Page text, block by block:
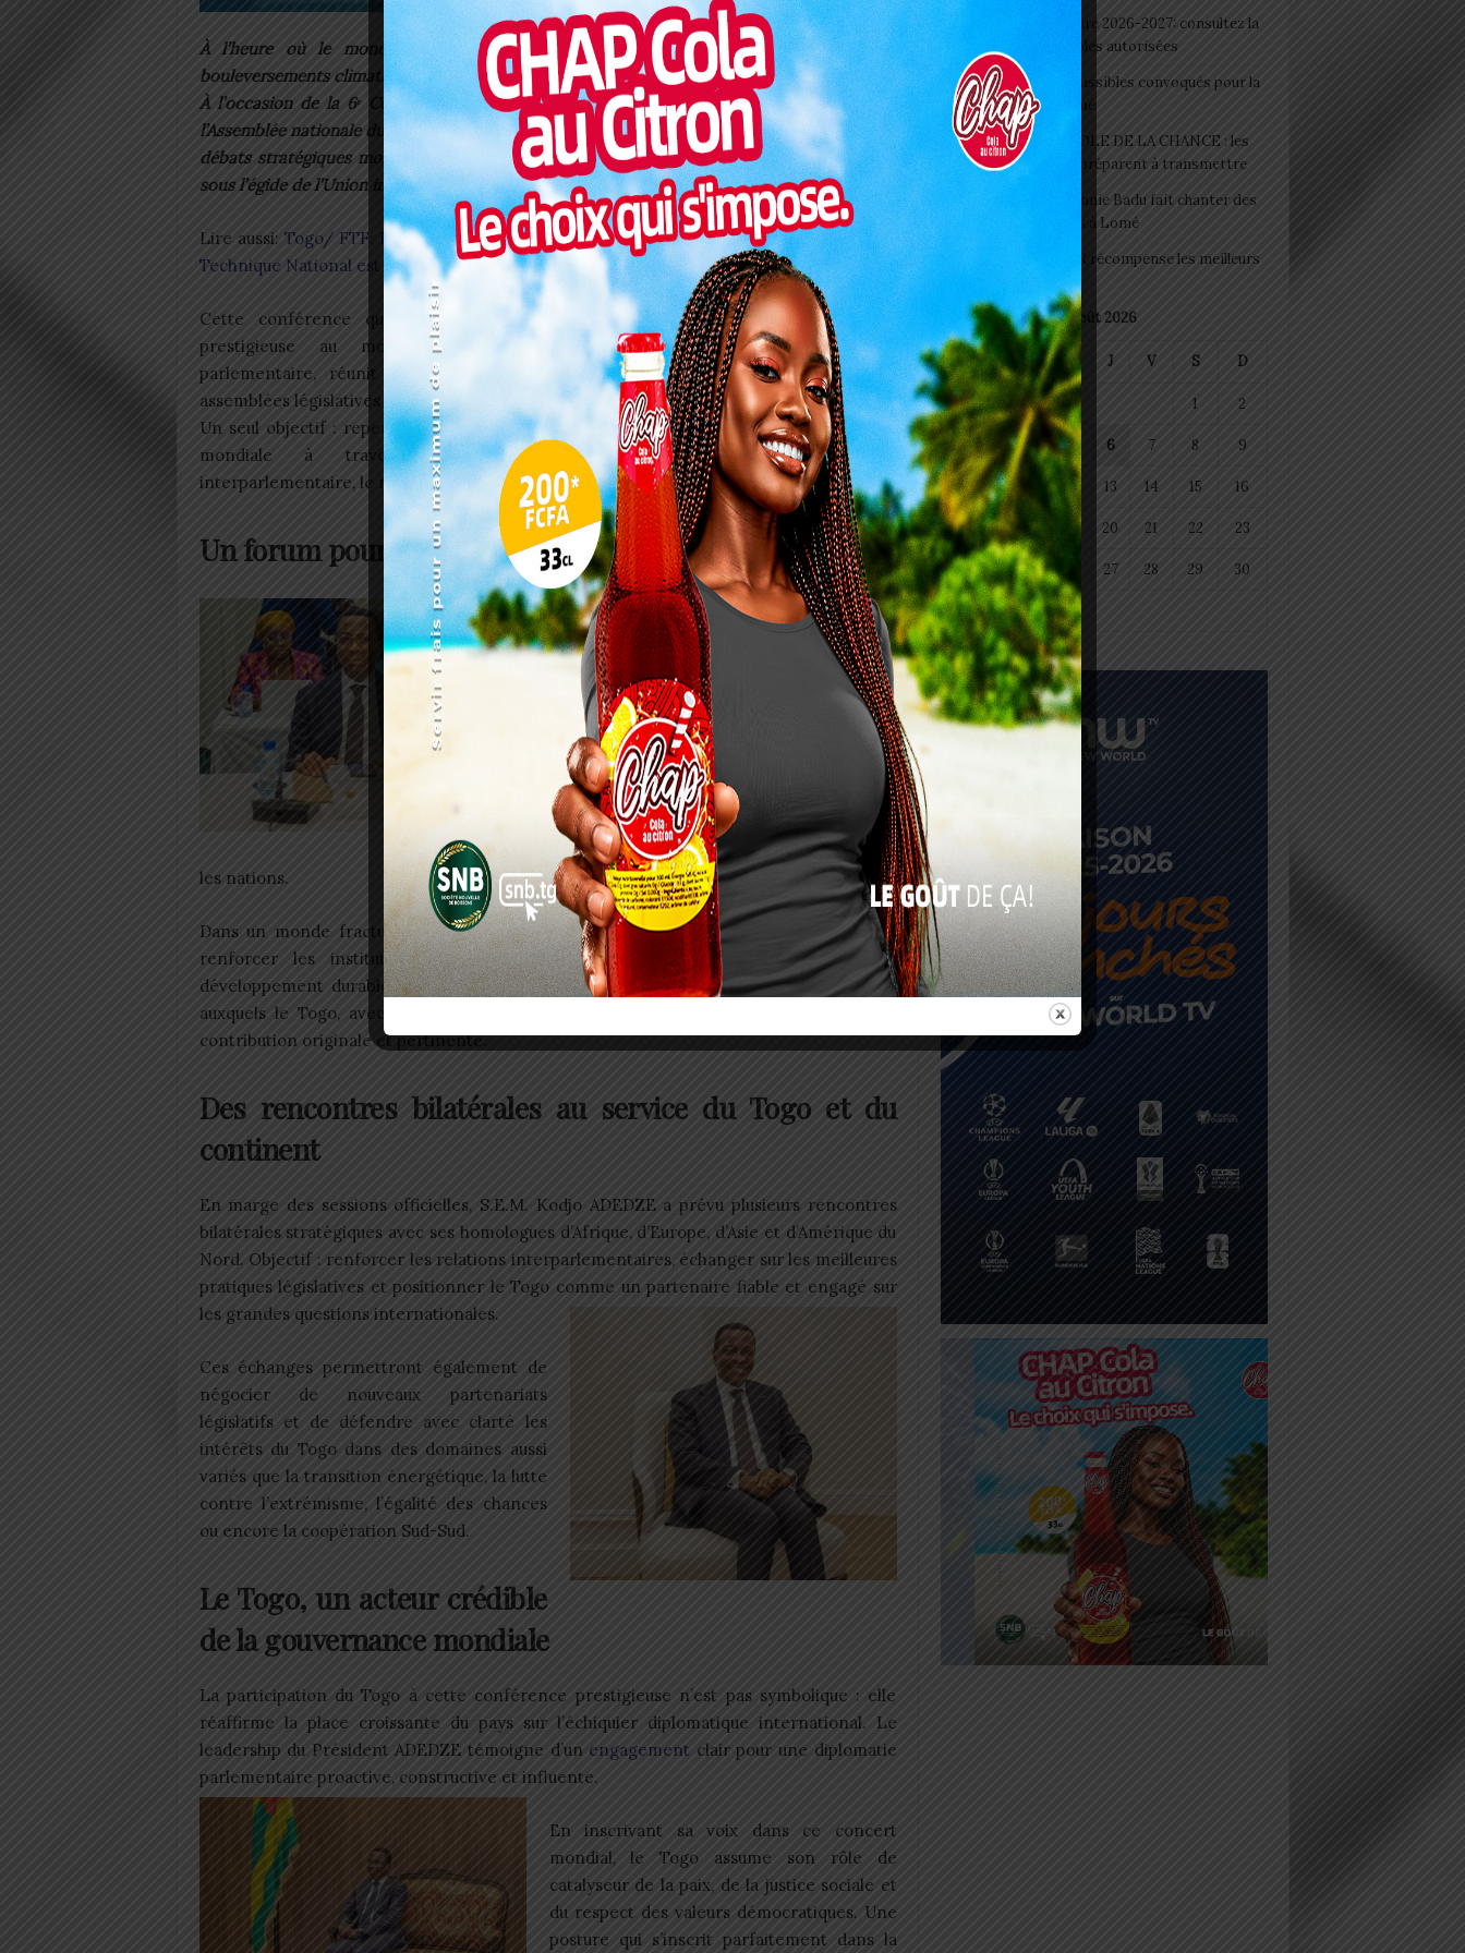
À l’heure où le monde vacille entre conflits géopolitiques, crises économiques et
bouleversements climatiques, le Togo choisit d’amplifier sa voix sur la scène internationale.
À l’occasion de la 6ᵉ Conférence mondiale des Présidents de parlement, le Président de
l’Assemblée nationale du Togo, S.E.M. Kodjo Sévon-Tépé ADEDZE, participe activement aux
débats stratégiques mondiaux qui se tiennent du 29 au 31 juillet 2025 à Genève (Suisse),
sous l’égide de l’Union interparlementaire (UIP) et en partenariat avec l’ONU.
Lire aussi: Togo/ FTF: Le terrain du Centre
Technique National est prêt
Cette conférence quinquennale, la plus
prestigieuse au monde en matière
parlementaire, réunit les dirigeants des
assemblées législatives des cinq continents.
Un seul objectif : repenser la gouvernance
mondiale à travers le dialogue
interparlementaire, le multilatéralisme et une coopération accrue entre les peuples.
Un forum pour bâtir des ponts, pas des murs
Placée sous le thème « Le monde dans la
tourmente : coopération parlementaire et
multilatéralisme en faveur de la paix, de la
justice et de la prospérité pour tous », cette
édition 2025 s’impose comme un moment
crucial pour la démocratie mondiale. Le
Président ADEDZE, figure montante de la
diplomatie parlementaire africaine, y
défend une vision togolaise fondée sur
l’équité, la paix durable et la solidarité entre
les nations.
Dans un monde fracturé, il s’agit de remettre le parlement au cœur des solutions :
renforcer les institutions, lutter contre les injustices globales, promouvoir le
développement durable et surtout s’unir face aux crises systémiques. Autant d’enjeux
auxquels le Togo, avec sa tradition de stabilité et d’ouverture, entend apporter une
contribution originale et pertinente.
Des rencontres bilatérales au service du Togo et du
continent
En marge des sessions officielles, S.E.M. Kodjo ADEDZE a prévu plusieurs rencontres
bilatérales stratégiques avec ses homologues d’Afrique, d’Europe, d’Asie et d’Amérique du
Nord. Objectif : renforcer les relations interparlementaires, échanger sur les meilleures
pratiques législatives et positionner le Togo comme un partenaire fiable et engagé sur
les grandes questions internationales.
Ces échanges permettront également de
négocier de nouveaux partenariats
législatifs et de défendre avec clarté les
intérêts du Togo dans des domaines aussi
variés que la transition énergétique, la lutte
contre l’extrémisme, l’égalité des chances
ou encore la coopération Sud-Sud.
Le Togo, un acteur crédible
de la gouvernance mondiale
La participation du Togo à cette conférence prestigieuse n’est pas symbolique : elle
réaffirme la place croissante du pays sur l’échiquier diplomatique international. Le
leadership du Président ADEDZE témoigne d’un engagement clair pour une diplomatie
parlementaire proactive, constructive et influente.
En inscrivant sa voix dans ce concert
mondial, le Togo assume son rôle de
catalyseur de la paix, de la justice sociale et
du respect des valeurs démocratiques. Une
posture qui s’inscrit parfaitement dans la
Togo/ Rentrée scolaire 2026-2027: consultez la
liste officielle des écoles autorisées
ESSAL 2026 : les admissibles convoqués pour la
visite médicale à Lomé
SWEDD+ Togo / ECOLE DE LA CHANCE : les
maitres-artisans se préparent à transmettre
Glory Night 2026: Sonnie Badu fait chanter des
milliers de personnes à Lomé
Vogan : AGRI-ESPOIR récompense les meilleurs
août 2026
L M M J V S D
1 2
3 4 5 6 7 8 9
10 11 12 13 14 15 16
17 18 20 21 22 23
24 25 26 27 28 29 30
31
« Juil